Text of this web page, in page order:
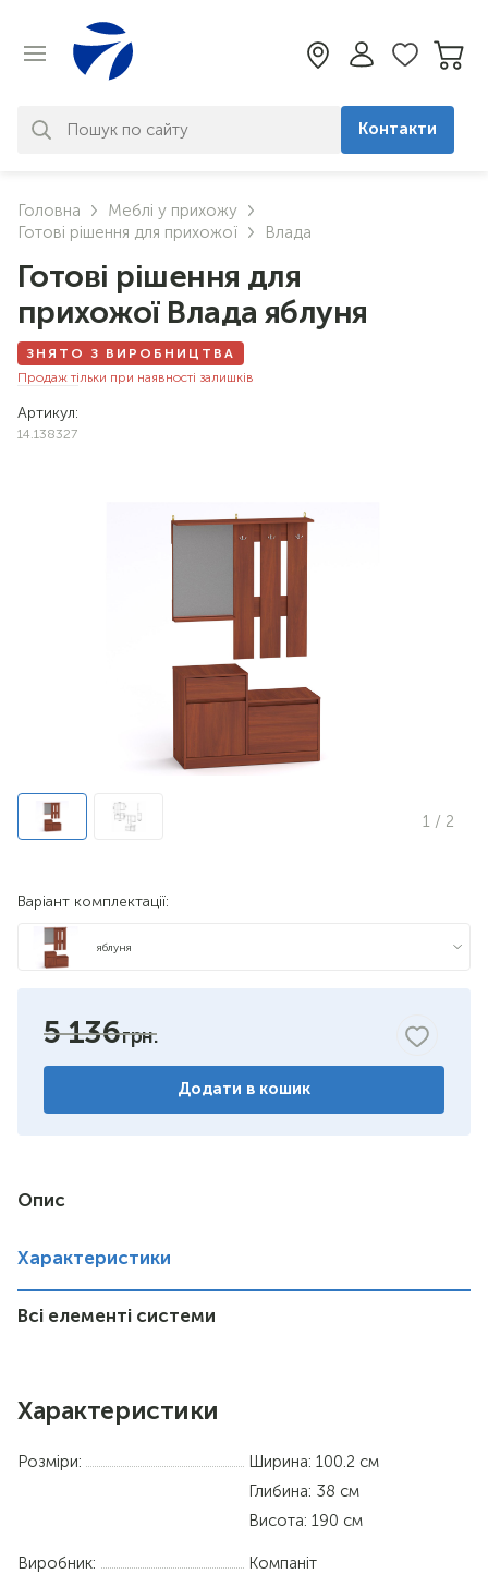
знайдено. Уточніть свій запит
Контакти
Головна
Меблі у прихожу
Готові рішення для прихожої
Влада
Готові рішення для
прихожої Влада яблуня
ЗНЯТО З ВИРОБНИЦТВА
Продаж тільки при наявності залишків
Артикул:
14.138327
1 / 2
Варіант комплектації:
яблуня
венге комбіноване
5 136
Додати в кошик
Опис
Характеристики
Всі елементі системи
Характеристики
Розміри:
Ширина: 100.2 см
Глибина: 38 см
Висота: 190 см
Виробник: Компаніт